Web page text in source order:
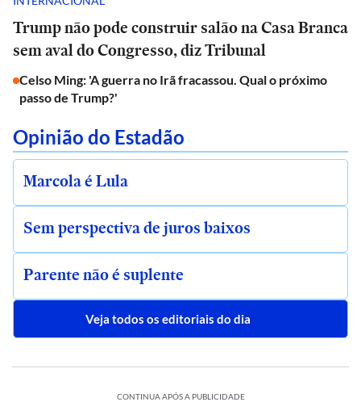
Trump não pode construir salão na Casa Branca
sem aval do Congresso, diz Tribunal
Celso Ming: 'A guerra no Irã fracassou. Qual o próximo
passo de Trump?'
Opinião do Estadão
Marcola é Lula
Sem perspectiva de juros baixos
Parente não é suplente
Veja todos os editoriais do dia
CONTINUA APÓS A PUBLICIDADE